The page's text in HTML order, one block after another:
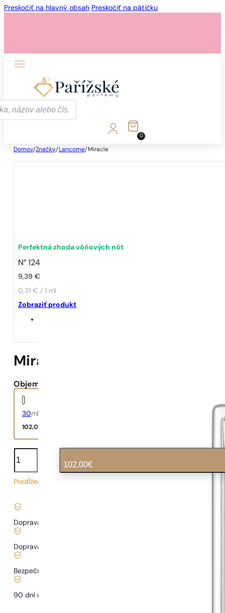
Preskočiť na hlavný obsah Preskočiť na pätičku
0
Domov/Značky/ Lancome/ Miracle
Perfektná zhoda vôňových nôt
N° 124
9,39€
0,31 € / 1 ml
Zobraziť produkt
Miracle
Objem:
30ml
102,00
množstvo
Miracle
102,00€
Predĺžený čas dodania
Doprava zadarmo od
Doprava od
Bezpečné nakupovanie a platby
90 dní na